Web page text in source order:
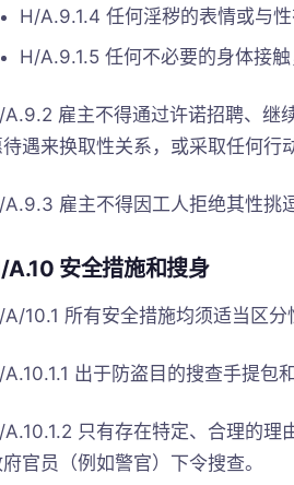
H/A.9.1.4 任何淫秽的表情或与
H/A.9.1.5 任何不必要的身体接
A.9.2 雇主不得通过许诺招聘、继
待遇来换取性关系，或采取任何行
A.9.3 雇主不得因工人拒绝其性挑
A.10 安全措施和搜身
A/10.1 所有安全措施均须适当区分
A.10.1.1 出于防盗目的搜查手提包
A.10.1.2 只有存在特定、合理的理
官员（例如警官）下令搜查。